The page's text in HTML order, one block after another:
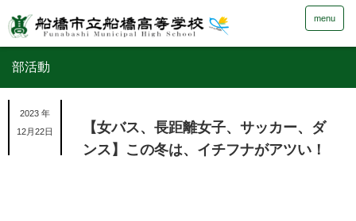
menu
部活動
2023 年
12月22日
【女バス、長距離女子、サッカー、ダ
ンス】この冬は、イチフナがアツい！